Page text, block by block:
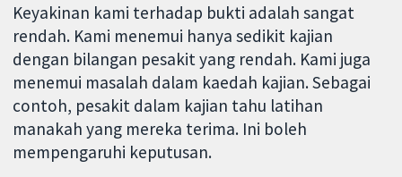
Keyakinan kami terhadap bukti adalah sangat
rendah. Kami menemui hanya sedikit kajian
dengan bilangan pesakit yang rendah. Kami juga
menemui masalah dalam kaedah kajian. Sebagai
contoh, pesakit dalam kajian tahu latihan
manakah yang mereka terima. Ini boleh
mempengaruhi keputusan.